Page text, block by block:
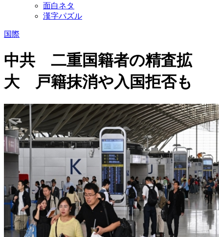
面白ネタ
漢字パズル
国際
中共 二重国籍者の精査拡
大 戸籍抹消や入国拒否も